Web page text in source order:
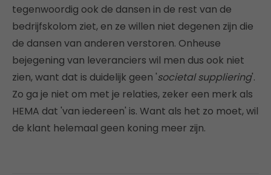
tegenwoordig ook de dansen in de rest van de
bedrijfskolom ziet, en ze willen niet degenen zijn die
de dansen van anderen verstoren. Onheuse
bejegening van leveranciers wil men dus ook niet
zien, want dat is duidelijk geen 'societal suppliering'.
Zo ga je niet om met je relaties, zeker een merk als
HEMA dat 'van iedereen' is. Want als het zo moet, wil
de klant helemaal geen koning meer zijn.